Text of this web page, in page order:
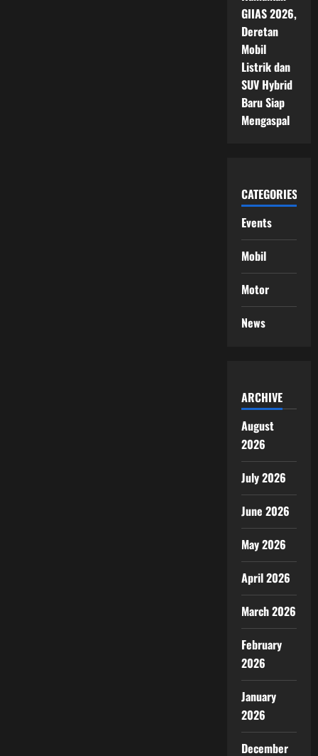
GIIAS 2026,
Deretan
Mobil
Listrik dan
SUV Hybrid
Baru Siap
Mengaspal
CATEGORIES
Events
Mobil
Motor
News
ARCHIVE
August
2026
July 2026
June 2026
May 2026
April 2026
March 2026
February
2026
January
2026
December